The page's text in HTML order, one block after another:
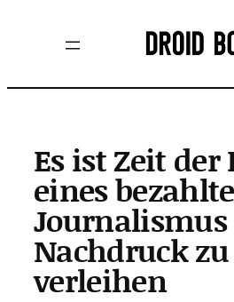
Es ist Zeit der
eines
Journalismus
Nachdruck zu
verleihen